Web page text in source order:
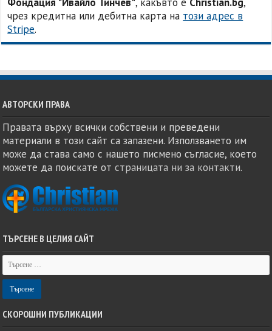
чрез кредитна или дебитна карта на този адрес в
Stripe.
АВТОРСКИ ПРАВА
Правата върху всички собствени и преведени
материали в този сайт са запазени. Използването им
може да става само с нашето писмено съгласие, което
можете да поискате отстраницата ни за контакти.
ТЪРСЕНЕ В ЦЕЛИЯ САЙТ
СКОРОШНИ ПУБЛИКАЦИИ